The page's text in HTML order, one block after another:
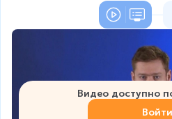
Видео доступно
Войти